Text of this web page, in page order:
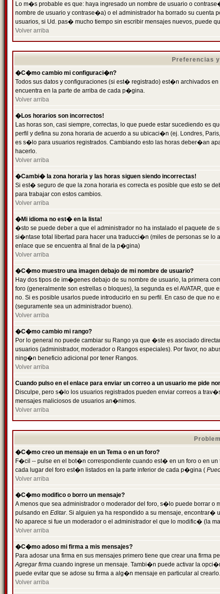
Lo m�s probable es que: haya ingresado un nombre de usuario o
nombre de usuario y contrase�a) o el administrador ha borrado su
usuarios, si Ud. pas� mucho tiempo sin escribir mensajes nuevos, puede
Volver arriba
Preferencias
�C�mo cambio mi configuraci�n?
Todos sus datos y configuraciones (si est� registrado) est�n archivados
encuentra en la parte de arriba de cada p�gina.
Volver arriba
�Los horarios son incorrectos!
Las horas son, casi siempre, correctas, lo que puede estar sucediendo es
perfil y defina su zona horaria de acuerdo a su ubicaci�n (ej. Londres,
es s�lo para usuarios registrados. Cambiando esto las horas deber�an
hacerlo.
Volver arriba
�Cambi� la zona horaria y las horas siguen siendo incorrectas!
Si est� seguro de que la zona horaria es correcta es posible que esto se
para trabajar con estos cambios.
Volver arriba
�Mi idioma no est� en la lista!
�sto se puede deber a que el administrador no ha instalado el paquete
si�ntase total libertad para hacer una traducci�n (miles de personas se
enlace que se encuentra al final de la p�gina)
Volver arriba
�C�mo muestro una imagen debajo de mi nombre de usuario?
Hay dos tipos de im�genes debajo de su nombre de usuario, la primera
foro (generalmente son estrellas o bloques), la segunda es el AVATAR,
no. Si es posible usarlos puede introducirlo en su perfil. En caso de que
(seguramente sea un administrador bueno).
Volver arriba
�C�mo cambio mi rango?
Por lo general no puede cambiar su Rango ya que �ste es asociado
usuarios (administrador, moderador o Rangos especiales). Por favor, no
ning�n beneficio adicional por tener Rangos.
Volver arriba
Cuando pulso en el enlace para enviar un correo a un usuario me pide
Disculpe, pero s�lo los usuarios registrados pueden enviar correos a
mensajes maliciosos de usuarios an�nimos.
Volver arriba
�C�mo creo un mensaje en un Tema o en un foro?
F�cil -- pulse en el bot�n correspondiente cuando est� en un foro o en
cada lugar del foro est�n listados en la parte inferior de cada p�gina (
Volver arriba
�C�mo modifico o borro un mensaje?
A menos que sea administrador o moderador del foro, s�lo puede borrar o
pulsando en Editar. Si alguien ya ha respondido a su mensaje, encontrar�
No aparece si fue un moderador o el administrador el que lo modific� (la
Volver arriba
�C�mo adoso mi firma a mis mensajes?
Para adosar una firma en sus mensajes primero tiene que crear una firma
Agregar firma cuando ingrese un mensaje. Tambi�n puede activar la
puede evitar que se adose su firma a alg�n mensaje en particular al crearlo.
Volver arriba